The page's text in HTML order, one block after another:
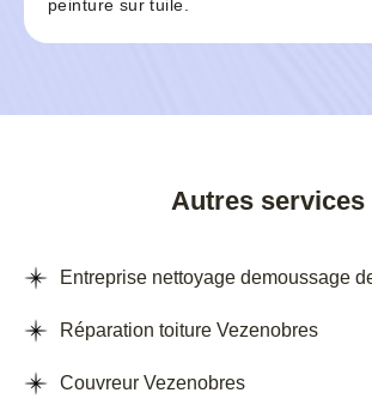
peinture sur tuile.
Autres services
Entreprise nettoyage demoussage
Réparation toiture Vezenobres
Couvreur Vezenobres